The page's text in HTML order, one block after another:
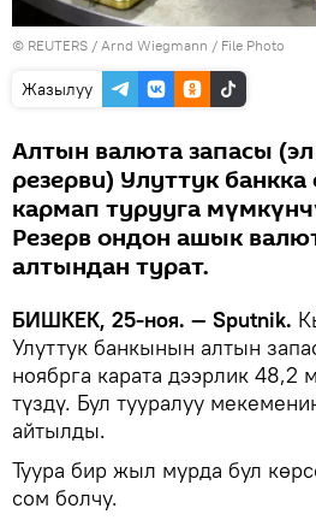
© REUTERS / Arnd Wiegmann / File Photo
Жазылуу
Алтын валюта запасы
резерви) Улуттук
кармап турууга
Резерв ондон ашык
алтындан турат.
БИШКЕК, 25-ноя. — Sputnik.
Улуттук банкынын алтын
ноябрга карата дээрлик 48,2
түздү. Бул тууралуу
айтылды.
Туура бир жыл мурда бул
сом болчу.